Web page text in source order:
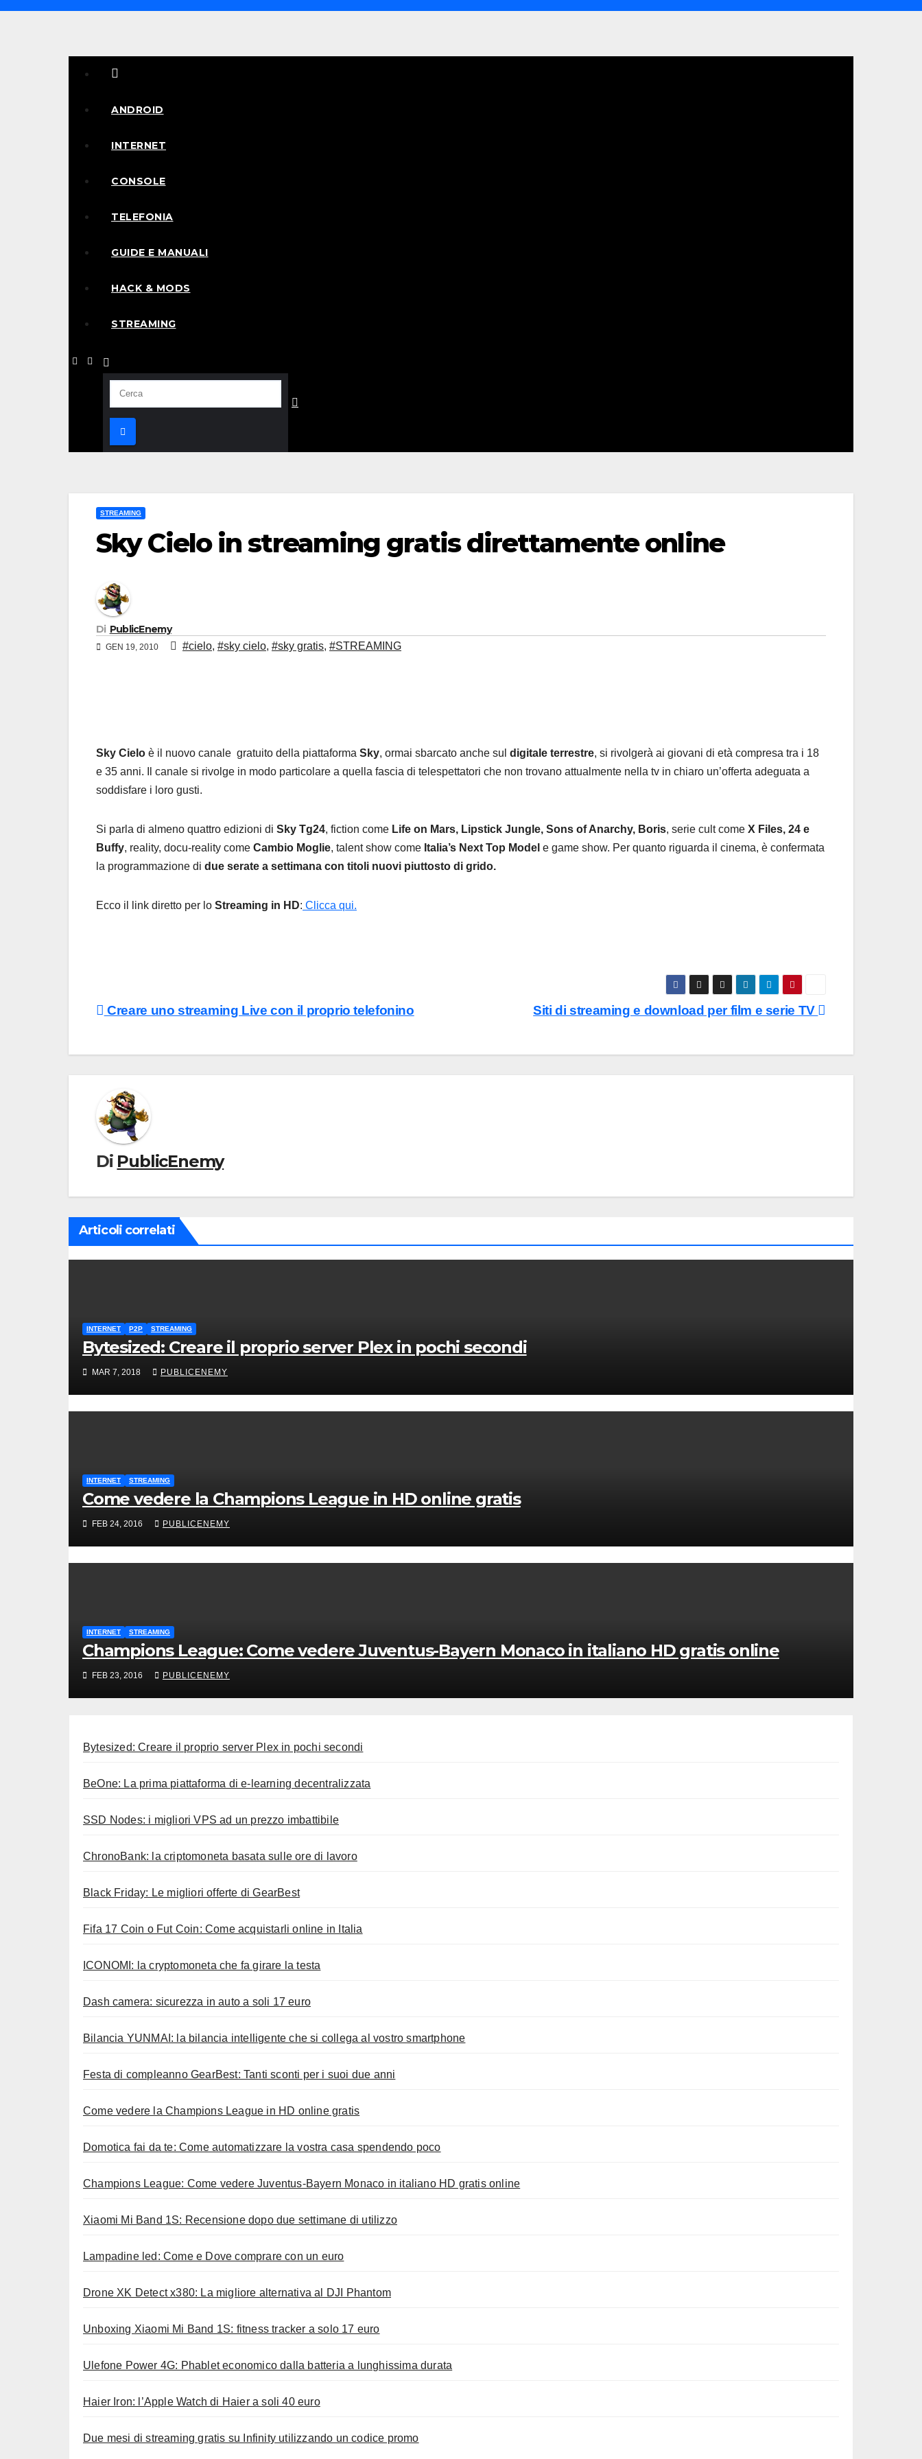
Salta
Informaniaci
ANDROID
INTERNET
CONSOLE
TELEFONIA
GUIDE E MANUALI
HACK & MODS
STREAMING
STREAMING
Sky Cielo in streaming gratis direttamente online
Di PublicEnemy
GEN 19, 2010 #cielo, #sky cielo, #sky gratis, #STREAMING
Sky Cielo è il nuovo canale gratuito della piattaforma Sky, ormai sbarcato anche sul digitale terrestre, si rivolgerà ai giovani di età compresa tra i 18
e 35 anni. Il canale si rivolge in modo particolare a quella fascia di telespettatori che non trovano attualmente nella tv in chiaro un’offerta adeguata a
soddisfare i loro gusti.
Si parla di almeno quattro edizioni di Sky Tg24, fiction come Life on Mars, Lipstick Jungle, Sons of Anarchy, Boris, serie cult come X Files, 24 e
Buffy, reality, docu-reality come Cambio Moglie, talent show come Italia’s Next Top Model e game show. Per quanto riguarda il cinema, è confermata
la programmazione di due serate a settimana con titoli nuovi piuttosto di grido.
Ecco il link diretto per lo Streaming in HD: Clicca qui.
Navigazione
Siti di streaming e download per film e serie TV
Creare uno streaming Live con il proprio telefonino
Di PublicEnemy
Articoli correlati
INTERNET P2P STREAMING
Bytesized: Creare il proprio server Plex in pochi secondi
MAR 7, 2018 PUBLICENEMY
INTERNET STREAMING
Come vedere la Champions League in HD online gratis
FEB 24, 2016 PUBLICENEMY
INTERNET STREAMING
Champions League: Come vedere Juventus-Bayern Monaco in italiano HD gratis online
FEB 23, 2016 PUBLICENEMY
Bytesized: Creare il proprio server Plex in pochi secondi
BeOne: La prima piattaforma di e-learning decentralizzata
SSD Nodes: i migliori VPS ad un prezzo imbattibile
ChronoBank: la criptomoneta basata sulle ore di lavoro
Black Friday: Le migliori offerte di GearBest
Fifa 17 Coin o Fut Coin: Come acquistarli online in Italia
ICONOMI: la cryptomoneta che fa girare la testa
Dash camera: sicurezza in auto a soli 17 euro
Bilancia YUNMAI: la bilancia intelligente che si collega al vostro smartphone
Festa di compleanno GearBest: Tanti sconti per i suoi due anni
Come vedere la Champions League in HD online gratis
Domotica fai da te: Come automatizzare la vostra casa spendendo poco
Champions League: Come vedere Juventus-Bayern Monaco in italiano HD gratis online
Xiaomi Mi Band 1S: Recensione dopo due settimane di utilizzo
Lampadine led: Come e Dove comprare con un euro
Drone XK Detect x380: La migliore alternativa al DJI Phantom
Unboxing Xiaomi Mi Band 1S: fitness tracker a solo 17 euro
Ulefone Power 4G: Phablet economico dalla batteria a lunghissima durata
Haier Iron: l’Apple Watch di Haier a soli 40 euro
Due mesi di streaming gratis su Infinity utilizzando un codice promo